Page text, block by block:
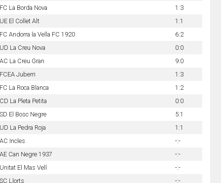
FC La Borda Nova
1:3
UE El Collet Alt
1:1
FC Andorra la Vella FC 1920
6:2
UD La Creu Nova
0:0
AC La Creu Gran
9:0
FCEA Juberri
1:3
FC La Roca Blanca
1:2
CD La Pleta Petita
0:0
SD El Bosc Negre
5:1
UD La Pedra Roja
1:1
AC Incles
-:-
AE Can Negre 1937
-:-
Unitat El Mas Vell
-:-
SC Llorts -:-